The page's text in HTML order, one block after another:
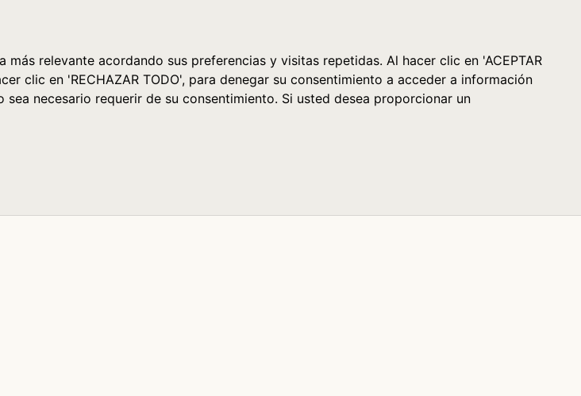
relevante acordando sus preferencias y visitas repetidas. Al hacer clic en 'ACEPTAR
clic en 'RECHAZAR TODO', para denegar su consentimiento a acceder a información
necesario requerir de su consentimiento. Si usted desea proporcionar un